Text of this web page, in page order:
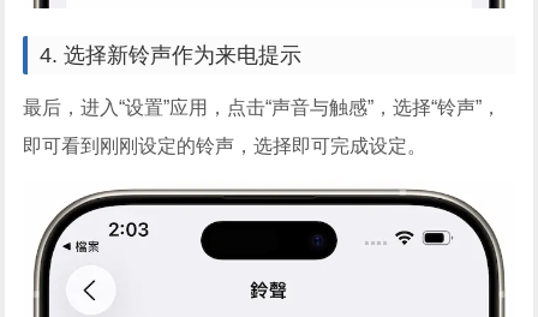
4. 选择新铃声作为来电提示
最后，进入“设置”应用，点击“声音与触感”，选择“铃声”，
即可看到刚刚设定的铃声，选择即可完成设定。